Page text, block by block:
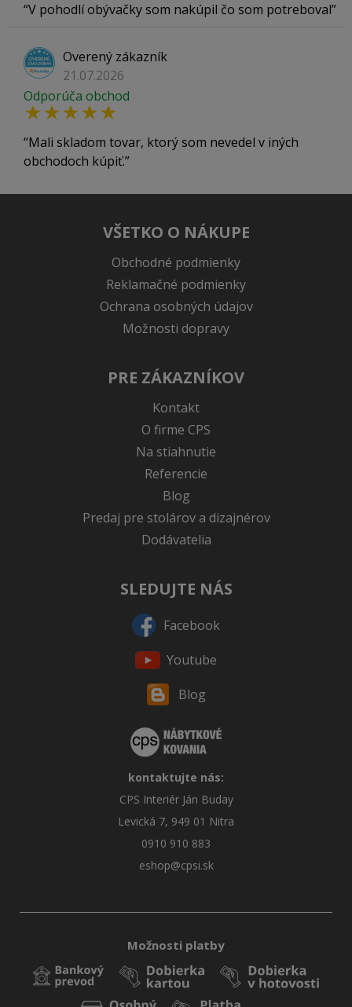
V pohodlí obývačky som nakúpil čo som potreboval
Overený zákazník
21.07.2026
Odporúča obchod
Mali skladom tovar, ktorý som nevedel v iných
obchodoch kúpiť.
VŠETKO O NÁKUPE
Obchodné podmienky
Reklamačné podmienky
Ochrana osobných údajov
Možnosti dopravy
PRE ZÁKAZNÍKOV
Kontakt
O firme CPS
Na stiahnutie
Referencie
Blog
Predaj pre stolárov a dizajnérov
Dodávatelia
SLEDUJTE NÁS
Facebook
Youtube
Blog
kontaktujte nás:
CPS Interiér Ján Buday
Levická 7, 949 01 Nitra
0910 910 883
eshop@cpsi.sk
Možnosti platby